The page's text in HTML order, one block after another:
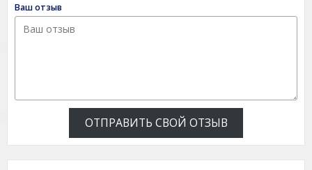
Ваш отзыв
ОТПРАВИТЬ СВОЙ ОТЗЫВ